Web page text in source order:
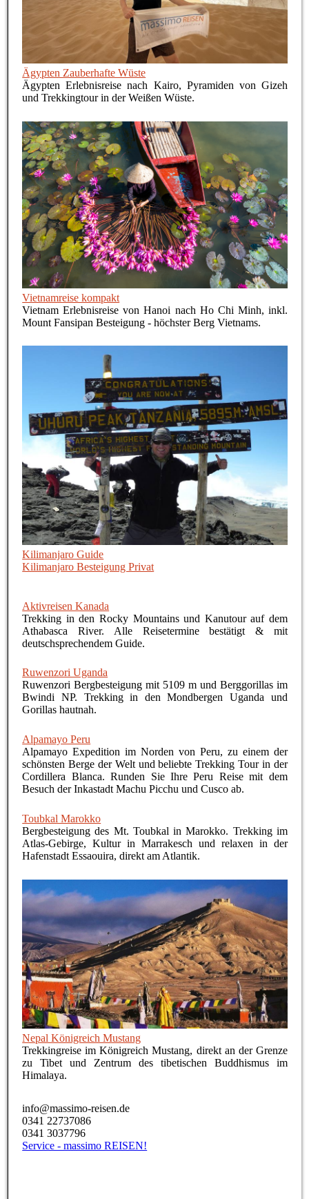
Ägypten Zauberhafte Wüste
Ägypten Erlebnisreise nach Kairo, Pyramiden von Gizeh
und Trekkingtour in der Weißen Wüste.
Vietnamreise kompakt
Vietnam Erlebnisreise von Hanoi nach Ho Chi Minh, inkl.
Mount Fansipan Besteigung - höchster Berg Vietnams.
Kilimanjaro Guide
Kilimanjaro Besteigung Privat
Aktivreisen Kanada
Trekking in den Rocky Mountains und Kanutour auf dem
Athabasca River. Alle Reisetermine bestätigt & mit
deutschsprechendem Guide.
Ruwenzori Uganda
Ruwenzori Bergbesteigung mit 5109 m und Berggorillas im
Bwindi NP. Trekking in den Mondbergen Uganda und
Gorillas hautnah.
Alpamayo Peru
Alpamayo Expedition im Norden von Peru, zu einem der
schönsten Berge der Welt und beliebte Trekking Tour in der
Cordillera Blanca. Runden Sie Ihre Peru Reise mit dem
Besuch der Inkastadt Machu Picchu und Cusco ab.
Toubkal Marokko
Bergbesteigung des Mt. Toubkal in Marokko. Trekking im
Atlas-Gebirge, Kultur in Marrakesch und relaxen in der
Hafenstadt Essaouira, direkt am Atlantik.
Nepal Königreich Mustang
Trekkingreise im Königreich Mustang, direkt an der Grenze
zu Tibet und Zentrum des tibetischen Buddhismus im
Himalaya.
info@massimo-reisen.de
0341 22737086
0341 3037796
Service - massimo REISEN!